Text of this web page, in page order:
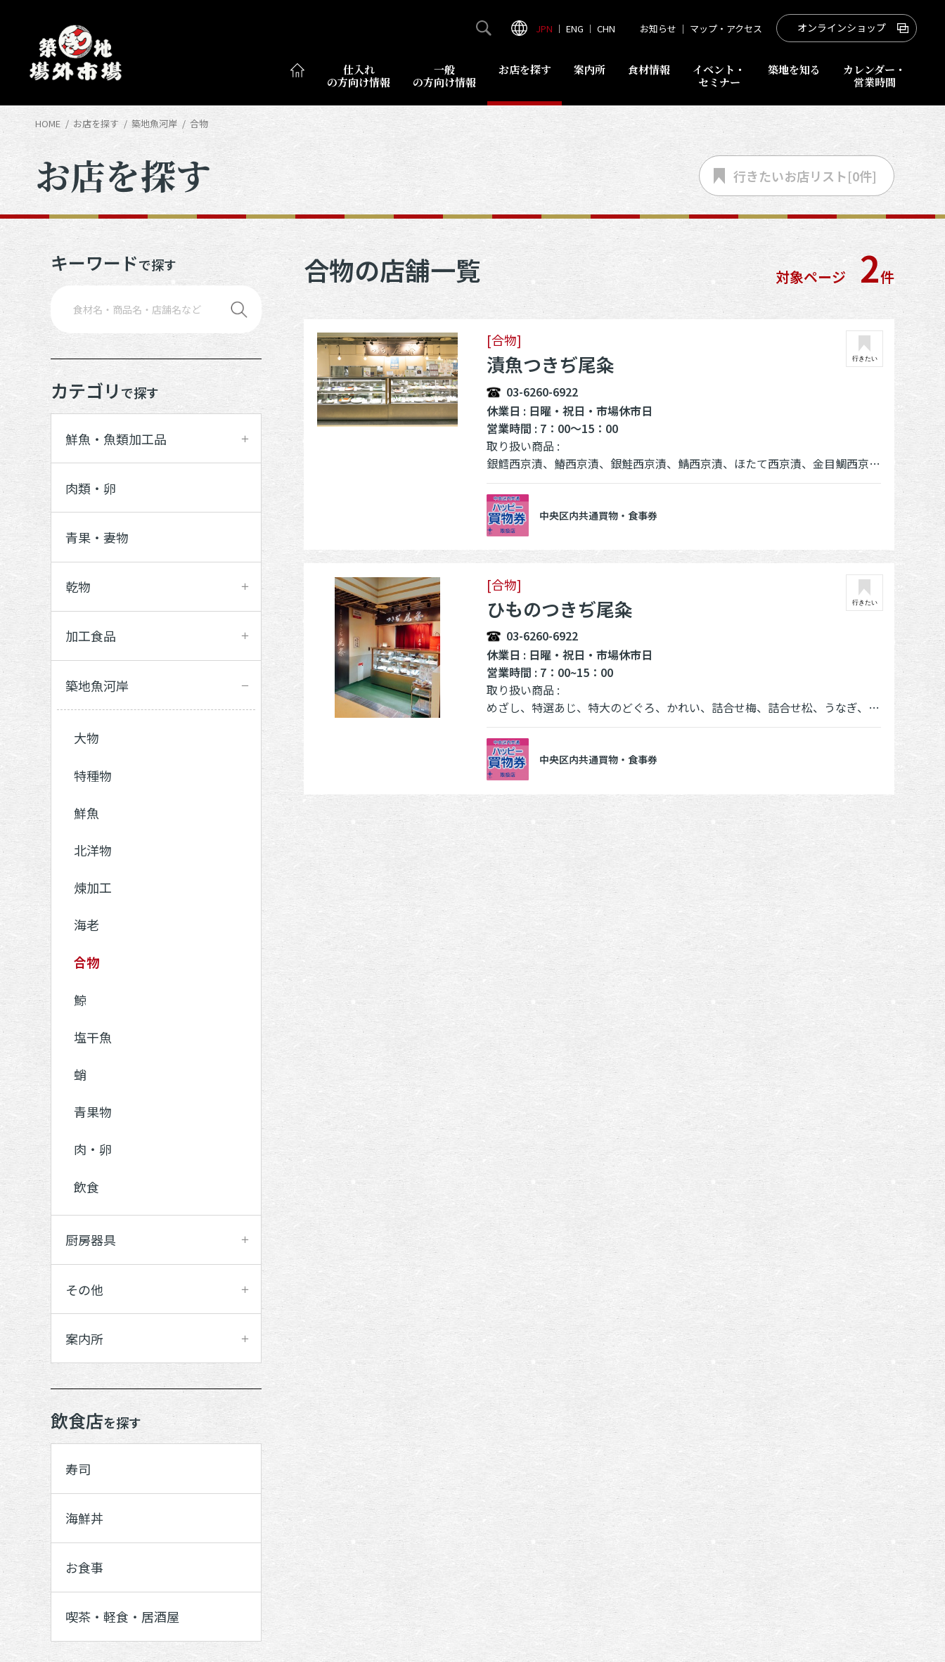
仕入れ
の方向け情報
一般
の方向け情報
お店を探す 案内所 食材情報
イベント・
セミナー
築地を知る
カレンダー・
営業時間
JPN ｜ ENG ｜ CHN お知らせ ｜ マップ・アクセス オンラインショップ
HOME お店を探す 築地魚河岸 合物
お店を探す 行きたいお店リスト[0件]
合物の店舗一覧 対象ページ 2件
[合物]
漬魚つきぢ尾粂
03-6260-6922
休業日 : 日曜・祝日・市場休市日
営業時間 : 7：00～15：00
取り扱い商品 :
銀鱈西京漬、鰆西京漬、銀鮭西京漬、鯖西京漬、ほたて西京漬、金目鯛西京漬、かれい西京漬、銀鱈粕漬、銀鮭粕漬、各種西京漬、粕漬、味噌漬
中央区内共通買物・食事券
行きたい
[合物]
ひものつきぢ尾粂
03-6260-6922
休業日 : 日曜・祝日・市場休市日
営業時間 : 7：00~15：00
取り扱い商品 :
めざし、特選あじ、特大のどぐろ、かれい、詰合せ梅、詰合せ松、うなぎ、鯖、秋刀魚、特大ハタハタ
中央区内共通買物・食事券
行きたい
キーワードで探す
カテゴリ で探す
鮮魚・魚類加工品
肉類・卵
青果・妻物
乾物
加工食品
築地魚河岸
大物
特種物
鮮魚
北洋物
煉加工
海老
合物
鯨
塩干魚
蛸
青果物
肉・卵
飲食
厨房器具
その他
案内所
飲食店を探す
寿司
海鮮丼
お食事
喫茶・軽食・居酒屋